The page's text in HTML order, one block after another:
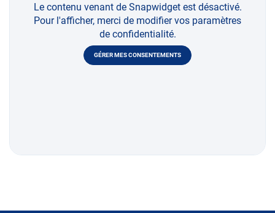
Le contenu venant de Snapwidget est désactivé.
Pour l'afficher, merci de modifier vos paramètres
de confidentialité.
GÉRER MES CONSENTEMENTS